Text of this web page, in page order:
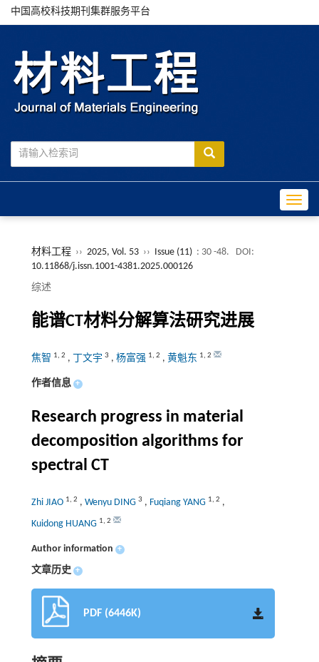
中国高校科技期刊集群服务平台
材料工程 ›› 2025, Vol. 53 ›› Issue (11) : 30 -48.
DOI:
10.11868/j.issn.1001-4381.2025.000126
综述
能谱CT材料分解算法研究进展
焦智 1, 2 , 丁文宇 3 , 杨富强 1, 2 , 黄魁东 1, 2
作者信息 +
Research progress in material
decomposition algorithms for
spectral CT
Zhi JIAO 1, 2 , Wenyu DING 3 , Fuqiang YANG 1, 2 ,
Kuidong HUANG 1, 2
Author information +
文章历史 +
PDF (6446K)